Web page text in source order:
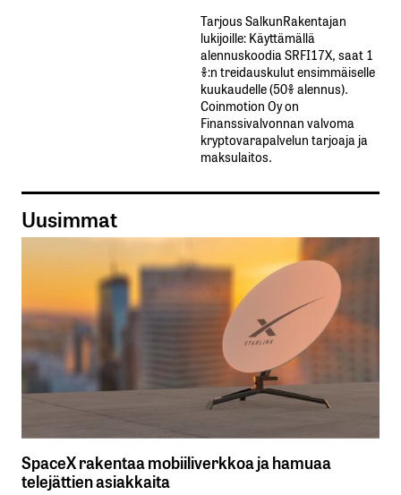
Tarjous SalkunRakentajan
lukijoille: Käyttämällä​ ​
alennuskoodia​ ​SRFI17X,​ ​saat​ ​1
%:n treidauskulut​ ​ensimmäiselle​ ​
kuukaudelle​ ​(50%​ ​alennus).
Coinmotion Oy on
Finanssivalvonnan valvoma
kryptovarapalvelun tarjoaja ja
maksulaitos.
Uusimmat
SpaceX rakentaa mobiiliverkkoa ja hamuaa
telejättien asiakkaita